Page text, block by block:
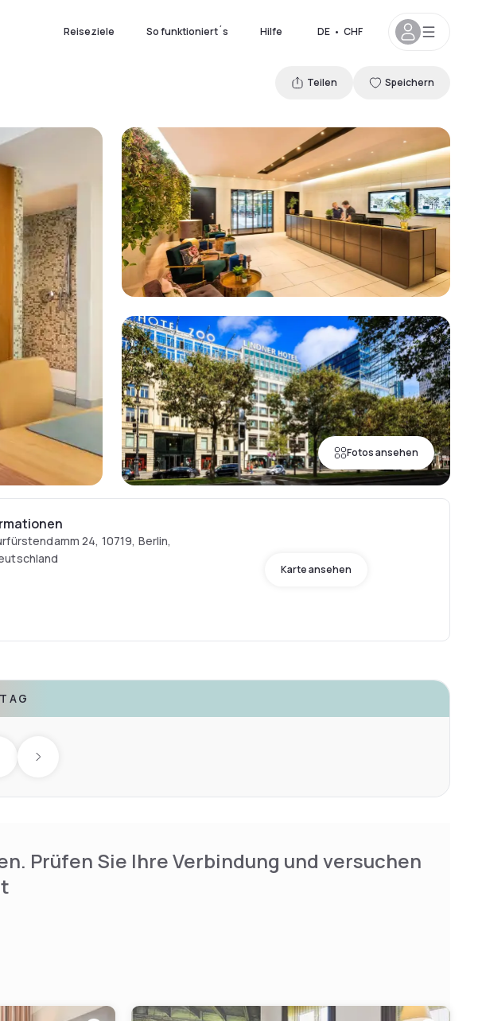
Reiseziele So funktioniert´s Hilfe DE • CHF
Fotos ansehen
Teilen Speichern
24, 10719, Berlin,
Karte ansehen
Next day
Prüfen Sie Ihre Verbindung und versuchen